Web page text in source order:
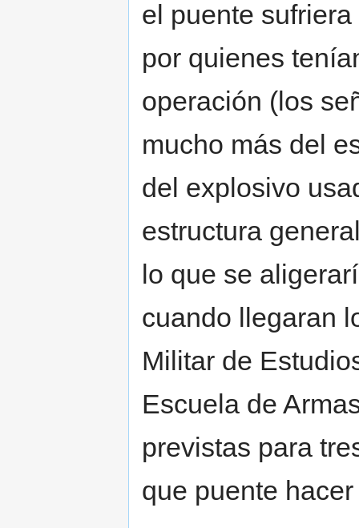
el puente
por quienes
operación (los
mucho más del
del explosivo
estructura
lo que se
cuando llegaran
Militar de
Escuela de
previstas para
que puente